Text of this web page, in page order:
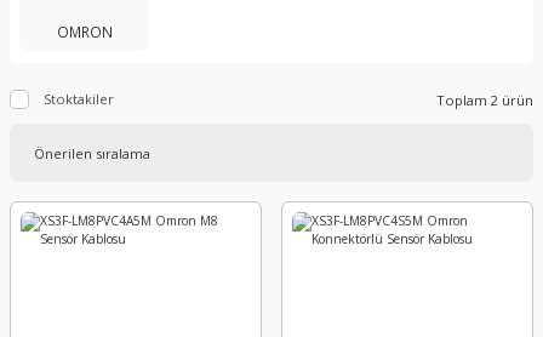
OMRON
Stoktakiler Toplam 2 ürün